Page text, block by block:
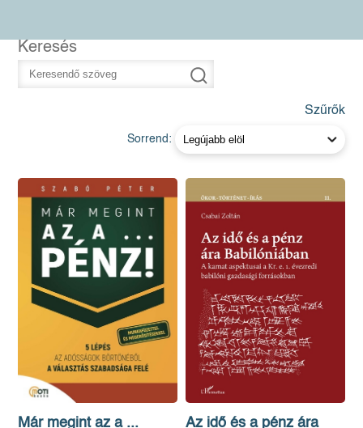
Keresés
Szűrők
Sorrend:
Már megint az a ...
Az idő és a pénz ára